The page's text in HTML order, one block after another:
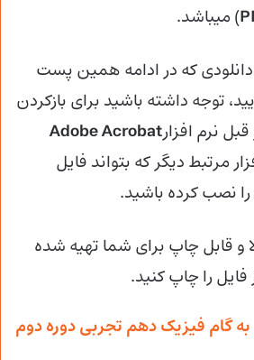
) میباشد.
دانلودی که در ادامه همین پست
توجه داشته باشید برای بازکردن
نرم افزارAdobe Acrobat
مرتبط دیگر که بتواند فایل
را نصب کرده باشید.
و قابل چاپ برای شما تهیه شده
را چاپ کنید.
گام فیزیک دهم تجربی دوره دوم